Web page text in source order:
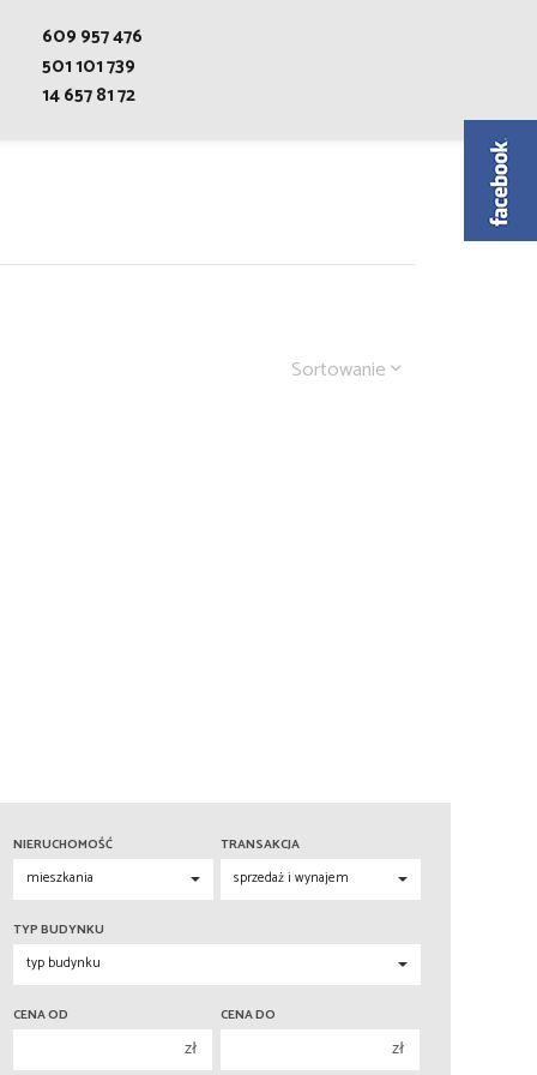
609 957 476
501 101 739
14 657 81 72
Sortowanie
NIERUCHOMOŚĆ TRANSAKCJA
TYP BUDYNKU
CENA OD
zł
CENA DO
zł